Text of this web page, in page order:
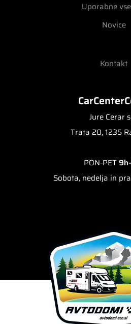
Uporabne
Novice
Kontakt
Jure Cerar
Trata 20, 1235
PON-PET
Sobota, nedelja in